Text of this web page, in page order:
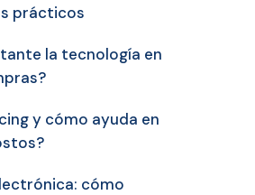
prácticos
la tecnología en
y cómo ayuda en
cómo